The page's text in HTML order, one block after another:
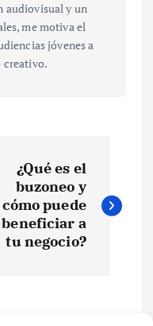
audiovisual y un
me motiva el
jóvenes a
creativo.
¿Qué es el
buzoneo y
cómo puede
beneficiar a
tu negocio?